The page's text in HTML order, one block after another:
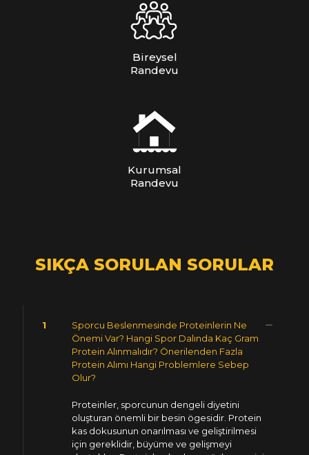
Bireysel
Randevu
Kurumsal
Randevu
SIKÇA SORULAN SORULAR
1
Sporcu Beslenmesinde Proteinlerin Ne
Önemi Var? Hangi Spor Dalında Kaç Gram
Protein Alınmalıdır? Önerilenden Fazla
Protein Alımı Hangi Problemlere Sebep
Olur?
Proteinler, sporcunun dengeli diyetini
oluşturan önemli bir besin ögesidir. Protein
kas dokusunun onarılması ve geliştirilmesi
için gereklidir, büyüme ve gelişmeyi